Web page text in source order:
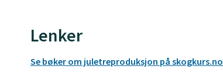
Lenker
Se bøker om juletreproduksjon på skogkurs.no